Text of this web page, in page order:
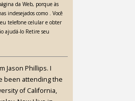
da Web, porque às
indesejados como . Você
telefone celular e obter
ajudá-lo Retire seu
Jason Phillips. I
been attending the
of California,